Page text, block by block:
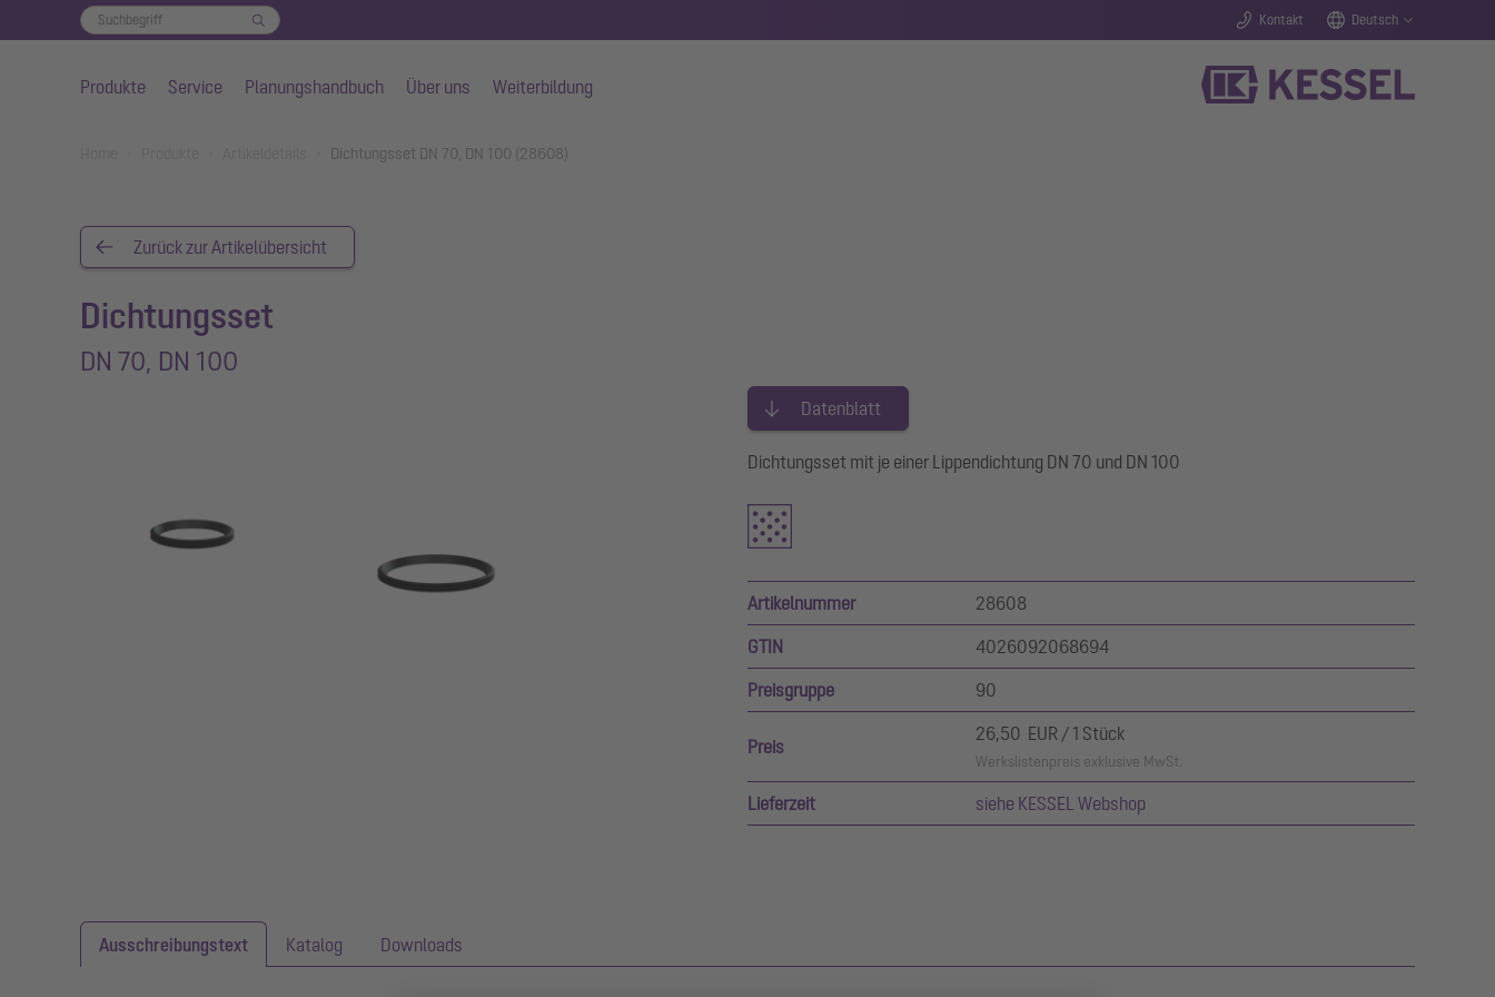
Kontakt Deutsch
Produkte Service Planungshandbuch Über uns Weiterbildung
Dichtungsset DN 70, DN 100 (28608)
Zurück zur Artikelübersicht
Dichtungsset
DN 70, DN 100
Datenblatt
Dichtungsset mit je einer Lippendichtung DN 70 und DN 100
Artikelnummer 28608
GTIN 4026092068694
Preisgruppe 90
Preis
26,50 EUR / 1 Stück
Werkslistenpreis exklusive MwSt.
Lieferzeit siehe KESSEL Webshop
Ausschreibungstext Katalog Downloads